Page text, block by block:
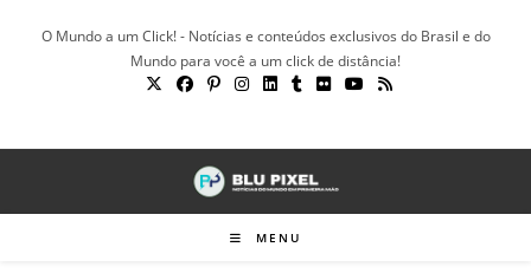
O Mundo a um Click! - Notícias e conteúdos exclusivos do Brasil e do
Mundo para você a um click de distância!
MENU